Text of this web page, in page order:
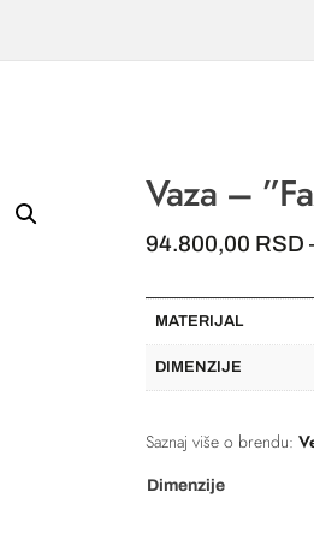
Vaza –
94.800,00 RSD
MATERIJAL
DIMENZIJE
Saznaj više o brendu:
Dimenzije